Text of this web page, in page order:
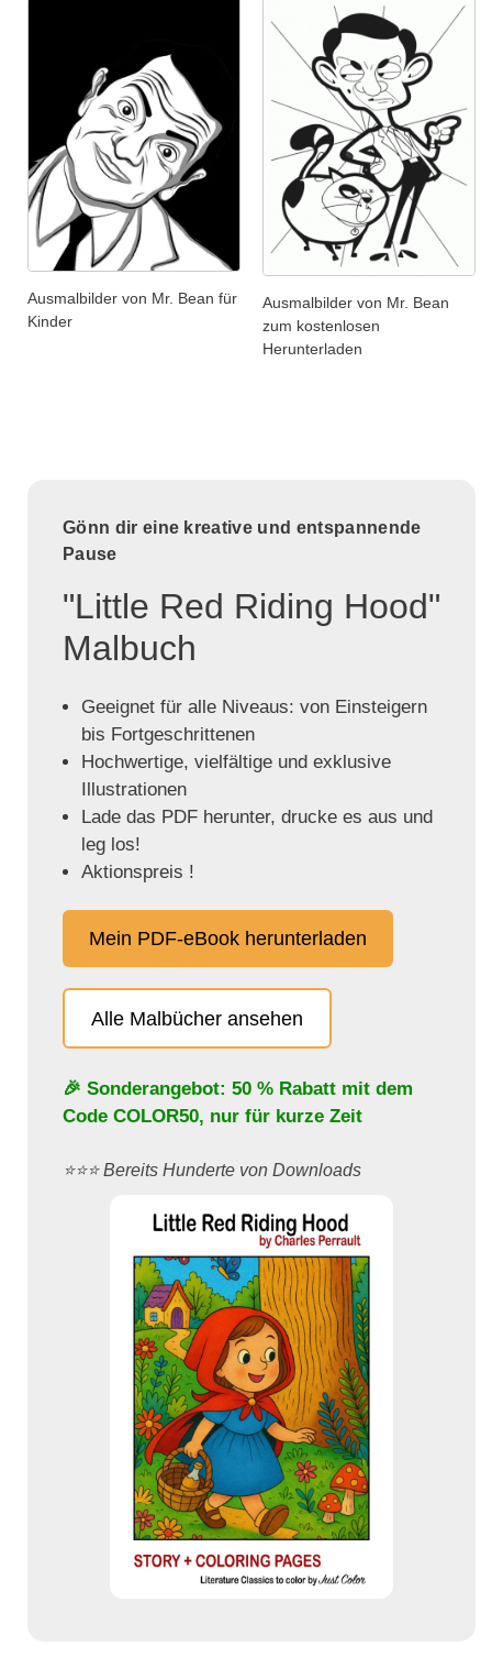
Ausmalbilder von Mr. Bean für
Kinder
Ausmalbilder von Mr. Bean
zum kostenlosen
Herunterladen
Gönn dir eine kreative und entspannende
Pause
"Little Red Riding Hood"
Malbuch
Geeignet für alle Niveaus: von Einsteigern
bis Fortgeschrittenen
Hochwertige, vielfältige und exklusive
Illustrationen
Lade das PDF herunter, drucke es aus und
leg los!
Aktionspreis !
Mein PDF-eBook herunterladen
Alle Malbücher ansehen
🎉 Sonderangebot: 50 % Rabatt mit dem
Code COLOR50, nur für kurze Zeit
⭐️⭐️⭐️ Bereits Hunderte von Downloads